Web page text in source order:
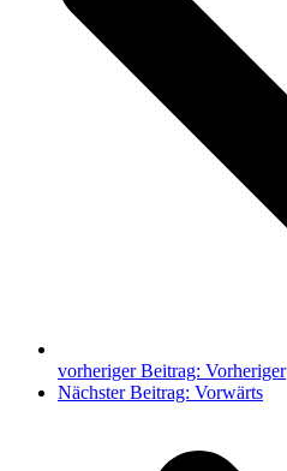
vorheriger Beitrag: Vorheriger
Nächster Beitrag: Vorwärts